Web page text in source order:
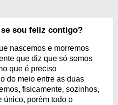
sou feliz contigo?
nascemos e morremos
que diz que só somos
que é preciso
do meio entre as duas
fisicamente, sozinhos,
único, porém todo o